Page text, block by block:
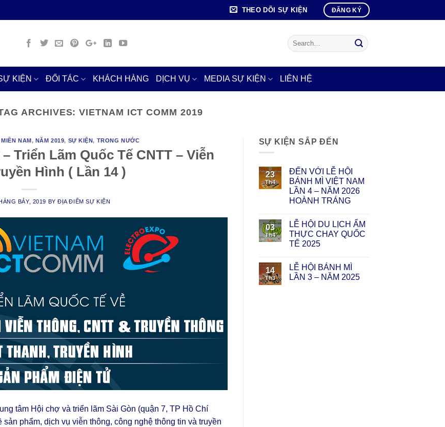
THEO DÕI SỰ KIỆN ĐĂNG KÝ
KIỆN ĐỐI TÁC KHÁCH HÀNG DỊCH VỤ MEDIA SỰ KIỆN LIÊN HỆ
ARCHIVES:VIETNAM ICT COMM 2019
MIỀN NAM, NĂM 2019, SỰ KIỆN, TRONG NƯỚC
Triển Lãm Quốc Tế CNTT – Viễn
Hình ( Lần 14 )
BẢY, 2019 BYĐỊA ĐIỂM SỰ KIỆN
tâm Hội chợ và triển lãm Sài Gòn (quận 7, TP Hồ Chí
phẩm, dịch vụ viễn thông, công nghệ thông tin và truyền
SỰ KIỆN SẮP ĐẾN
23
Th4
ĐẾN VỚI LỄ HỘI
BÁNH MÌ VIỆT NAM
LẦN 4 – NĂM 2026
HOÀNH TRÁNG
03
Th4
LỄ HỘI DU LỊCH ẨM
THỰC CHAY QUỐC
TẾ 2025
14
Th3
LỄ HỘI BÁNH MÌ
LẦN 3 – NĂM 2025